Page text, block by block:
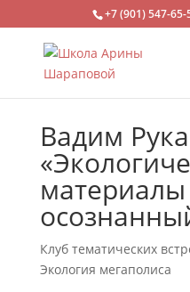
+7 (901) 547-65-
Вадим
Клуб тематических
Экология мегаполиса